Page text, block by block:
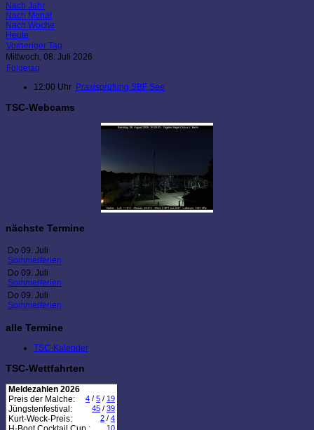
Nach Jahr
Nach Monat
Nach Woche
Heute
Vorheriger Tag
Mittwoch, 08. Juli 2026
Folgetag
12:00 Uhr Praxisprüfung SBF See
TSC-Webcams
nächste Termine
Do 09. Juli
Sommerferien
Do 09. Juli
Sommerferien
Do 09. Juli
Sommerferien
alle Termine
TSC-Kalender
TSC-Wettfahrten
Meldezahlen 2026
Preis der Malche:
4 / 5 / 19
Jüngstenfestival: 45 / 39
Kurt-Weck-Preis: 2 / 4
10